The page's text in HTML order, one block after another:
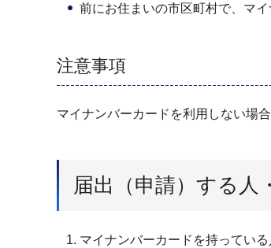
前にお住まいの市区町村で、マ
注意事項
マイナンバーカードを利用しない場合
届出（申請）する人
マイナンバーカードを持っている